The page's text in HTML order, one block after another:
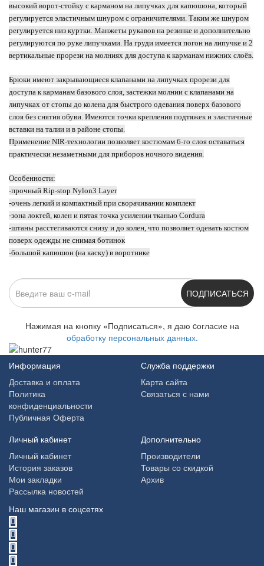
высокий ворот-стойку с карманом на липучках для капюшона, который
регулируется эластичным шнуром с ограничителями. Таким же шнуром
регулируется низ куртки. Манжеты рукавов на резинке и дополнительно
регулируются по руке липучками. На груди имеется погон на липучке и 2
вертикальные прорези на молниях для доступа к карманам нижних слоёв.
Брюки имеют закрывающиеся клапанами на липучках прорези для
доступа к карманам базового слоя, застежки молнии с клапанами на
липучках от стопы до колена для быстрого одевания поверх базового
слоя без снятия обуви. Имеются точки крепления подтяжек и эластичные
вставки на талии и в районе стопы.
Применение NIR-технологии позволяет костюмам 6-го слоя оставаться
практически незаметными для приборов ночного видения.
Особенности:
-прочный Rip-stop Nylon3 Layer
-очень легкий и компактный при сворачивании комплект
-зона локтей, колен и пятая точка усилении тканью Cordura
-штаны расстегиваются снизу и до колен, что позволяет одевать костюм
поверх одежды не снимая ботинок
-большой капюшон (на каску) в воротнике
ПОДПИСАТЬСЯ
Нажимая на кнопку «Подписаться», я даю cогласие на
обработку персональных данных.
Информация
Доставка и оплата
Политика
конфиденциальности
Публичная Оферта
Служба поддержки
Карта сайта
Связаться с нами
Личный кабинет
Личный кабинет
История заказов
Мои закладки
Рассылка новостей
Дополнительно
Производители
Товары со скидкой
Архив
Наш магазин в соцсетях